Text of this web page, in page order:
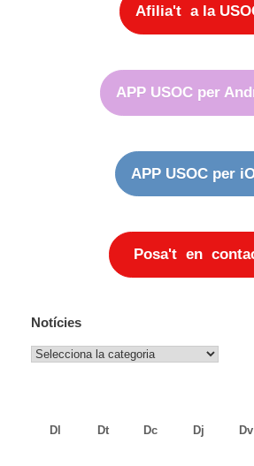
Afilia't a la
APP USOC per
APP USOC per
Posa't en
Notícies
Notícies
Dl
Dt Dc Dj Dv